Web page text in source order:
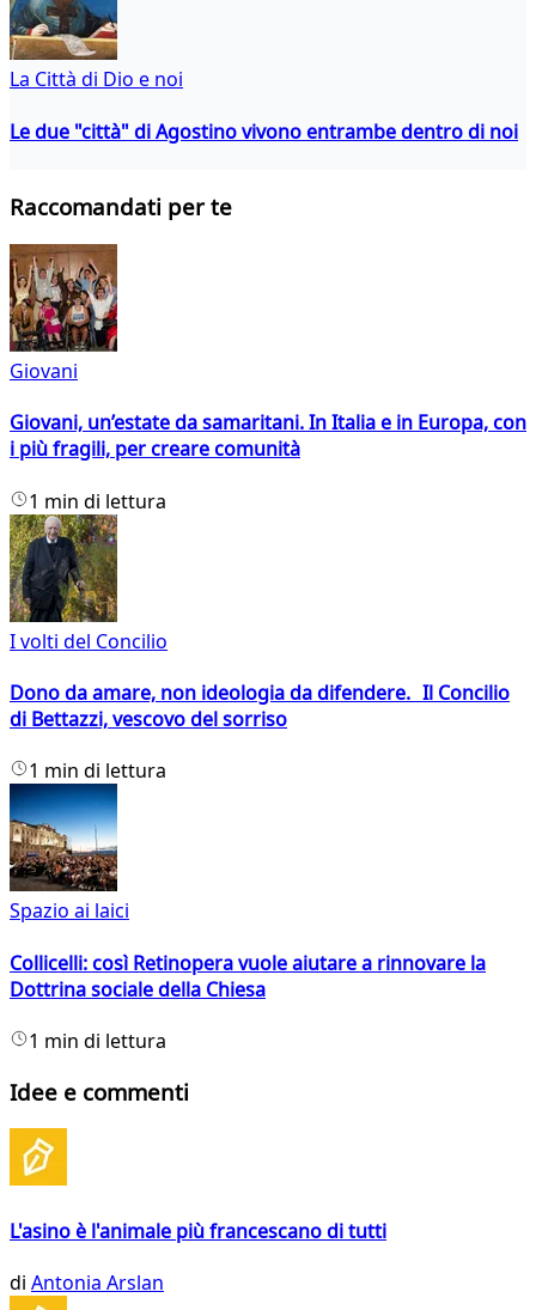
La Città di Dio e noi
Le due "città" di Agostino vivono entrambe dentro di noi
Raccomandati per te
Giovani
Giovani, un’estate da samaritani. In Italia e in Europa, con
i più fragili, per creare comunità
1 min di lettura
I volti del Concilio
Dono da amare, non ideologia da difendere. Il Concilio
di Bettazzi, vescovo del sorriso
1 min di lettura
Spazio ai laici
Collicelli: così Retinopera vuole aiutare a rinnovare la
Dottrina sociale della Chiesa
1 min di lettura
Idee e commenti
L'asino è l'animale più francescano di tutti
di Antonia Arslan